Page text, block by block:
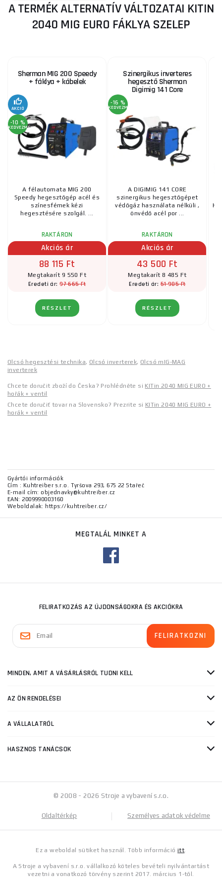
A TERMÉK ALTERNATÍV VÁLTOZATAI KITIN
2040 MIG EURO FÁKLYA SZELEP
Sherman MIG 200 Speedy
+ fáklya + kábelek
AKCIÓ
-10 %
KEDVEZMÉNY
A félautomata MIG 200
Speedy hegesztőgép acél és
színesfémek kézi
hegesztésére szolgál. ...
RAKTÁRON
Akciós ár
88 115 Ft
Megtakarít 9 550 Ft
Eredeti ár:97 665 Ft
RÉSZLET
Szinergikus inverteres
hegesztő Sherman
Digimig 141 Core
-16 %
KEDVEZMÉNY
A DIGIMIG 141 CORE
szinergikus hegesztőgépet
védőgáz használata nélküli ,
önvédő acél por ...
RAKTÁRON
Akciós ár
43 500 Ft
Megtakarít 8 485 Ft
Eredeti ár:51 985 Ft
RÉSZLET
Olcsó hegesztési technika, Olcsó inverterek, Olcsó mIG-MAG
inverterek
Chcete doručit zboží do Česka? Prohlédněte si KITin 2040 MIG EURO +
hořák + ventil
Chcete doručiť tovar na Slovensko? Prezrite si KITin 2040 MIG EURO +
horák + ventil
Gyártói információk
Cím : Kuhtreiber s.r.o. Tyršova 293, 675 22 Stařeč
E-mail cím: objednavky@kuhtreiber.cz
EAN: 2009990003160
Weboldalak: https://kuhtreiber.cz/
MEGTALÁL MINKET A
FELIRATKOZÁS AZ ÚJDONSÁGOKRA ÉS AKCIÓKRA
MINDEN, AMIT A VÁSÁRLÁSRÓL TUDNI KELL
AZ ÖN RENDELÉSEI
A VÁLLALATRÓL
HASZNOS TANÁCSOK
© 2008 - 2026 Stroje a vybavení s.r.o.
Oldaltérkép Személyes adatok védelme
Ez a weboldal sütiket használ. Több információitt.
A Stroje a vybavení s.r.o. vállalkozó köteles bevételi nyilvántartást
vezetni a vonatkozó törvény szerint 2017. március 1-től.